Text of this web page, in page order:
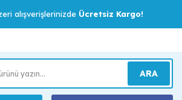
alışverişlerinizde Ücretsiz Kargo!
ARA